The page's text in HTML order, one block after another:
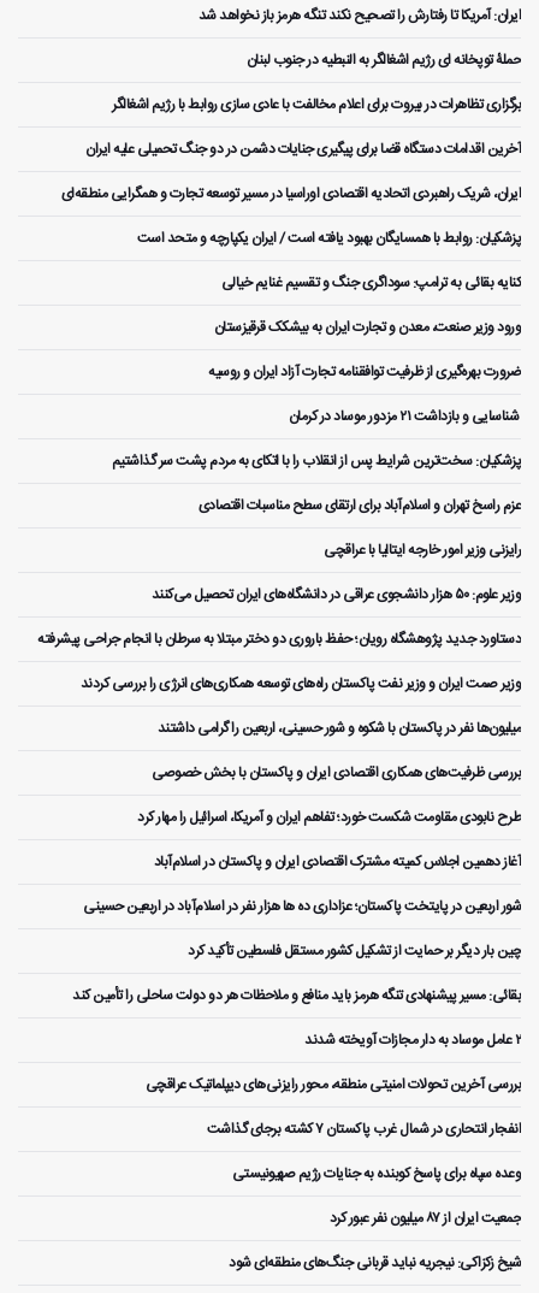
ایران: آمریکا تا رفتارش را تصحیح نکند تنگه هرمز باز نخواهد شد
حملۀ توپخانه ای رژیم اشغالگر به النبطیه در جنوب لبنان
برگزاری تظاهرات در بیروت برای اعلام مخالفت با عادی سازی روابط با رژیم اشغالگر
آخرین اقدامات دستگاه قضا برای پیگیری جنایات دشمن در دو جنگ تحمیلی علیه ایران
ایران، شریک راهبردی اتحادیه اقتصادی اوراسیا در مسیر توسعه تجارت و همگرایی منطقه‌ای
پزشکیان: روابط با همسایگان بهبود یافته است / ایران یکپارچه و متحد است
کنایه بقائی به ترامپ: سوداگری جنگ و تقسیم غنایم خیالی
ورود وزیر صنعت، معدن و تجارت ایران به بیشکک قرقیزستان
ضرورت بهره‌گیری از ظرفیت توافقنامه تجارت آزاد ایران و روسیه
️ شناسایی و بازداشت ۲۱ مزدور موساد در کرمان
پزشکیان: سخت‌ترین شرایط پس از انقلاب را با اتکای به مردم پشت سر گذاشتیم
عزم راسخ تهران و اسلام‌آباد برای ارتقای سطح مناسبات اقتصادی
رایزنی وزیر امور خارجه ایتالیا با عراقچی
وزیر علوم: ۵۰ هزار دانشجوی عراقی در دانشگاه‌های ایران تحصیل می‌کنند
دستاورد جدید پژوهشگاه رویان؛ حفظ باروری دو دختر مبتلا به سرطان با انجام جراحی پیشرفته
وزیر صمت ایران و وزیر نفت پاکستان راه‌های توسعه همکاری‌های انرژی را بررسی کردند
میلیون‌ها نفر در پاکستان با شکوه و شور حسینی، اربعین را گرامی داشتند
بررسی ظرفیت‌های همکاری اقتصادی ایران و پاکستان با بخش خصوصی
طرح نابودی مقاومت شکست خورد؛ تفاهم ایران و آمریکا، اسرائیل را مهار کرد
آغاز دهمین اجلاس کمیته مشترک اقتصادی ایران و پاکستان در اسلام‌آباد
شور اربعین در پایتخت پاکستان؛ عزاداری ده ها هزار نفر در اسلام‌آباد در اربعین حسینی
چین بار دیگر بر حمایت از تشکیل کشور مستقل فلسطین تأکید کرد
بقائی: مسیر پیشنهادی تنگه هرمز باید منافع و ملاحظات هر دو دولت ساحلی را تأمین کند
۲ عامل موساد به دار مجازات آویخته شدند
بررسی آخرین تحولات امنیتی منطقه، محور رایزنی‌های دیپلماتیک عراقچی
انفجار انتحاری در شمال غرب پاکستان ۷ کشته برجای گذاشت
وعده سپاه برای پاسخ کوبنده به جنایات رژیم صهیونیستی
جمعیت ایران از ۸۷ میلیون نفر عبور کرد
شیخ زکزاکی: نیجریه نباید قربانی جنگ‌های منطقه‌ای شود